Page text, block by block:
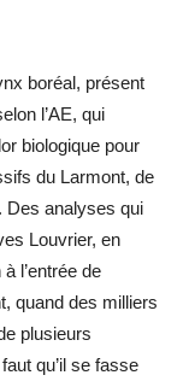
boréal, présent
l’AE, qui
biologique pour
du Larmont, de
Des analyses qui
Louvrier, en
l’entrée de
quand des milliers
plusieurs
qu’il se fasse